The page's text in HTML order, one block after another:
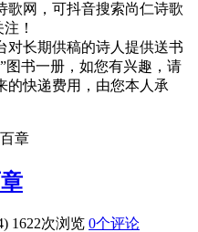
歌网，可抖音搜索尚仁诗歌
！
对长期供稿的诗人提供送书
图书一册，如您有兴趣，请
的快递费用，由您本人承
章
1622次浏览 0个评论